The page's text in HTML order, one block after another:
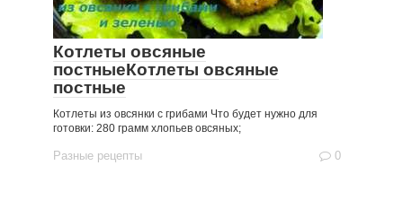
Котлеты овсяные
постныеКотлеты овсяные
постные
Котлеты из овсянки с грибами Что будет нужно для
готовки: 280 грамм хлопьев овсяных;
Разные рецепты 0